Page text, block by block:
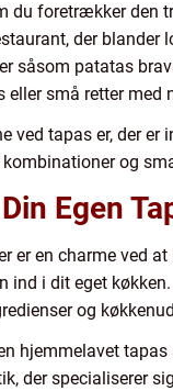
du foretrækker den
der blander
såsom patatas
eller små retter med
ved tapas er, der
og
Egen
er en charme ved
ind i dit eget
og
hjemmelavet
der specialiserer